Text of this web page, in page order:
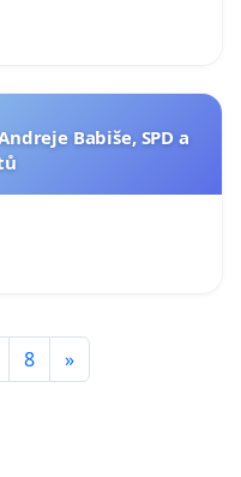
Babiše, SPD a
8 »